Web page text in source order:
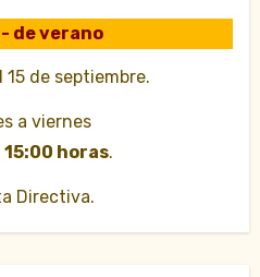
de verano
15 de septiembre.
a viernes
15:00 horas.
Directiva.